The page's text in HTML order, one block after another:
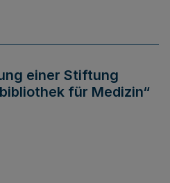
einer Stiftung
für Medizin“